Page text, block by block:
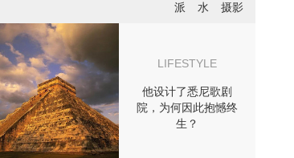
派 水 摄影
LIFESTYLE
他设计了悉尼歌剧
院，为何因此抱憾终
生？